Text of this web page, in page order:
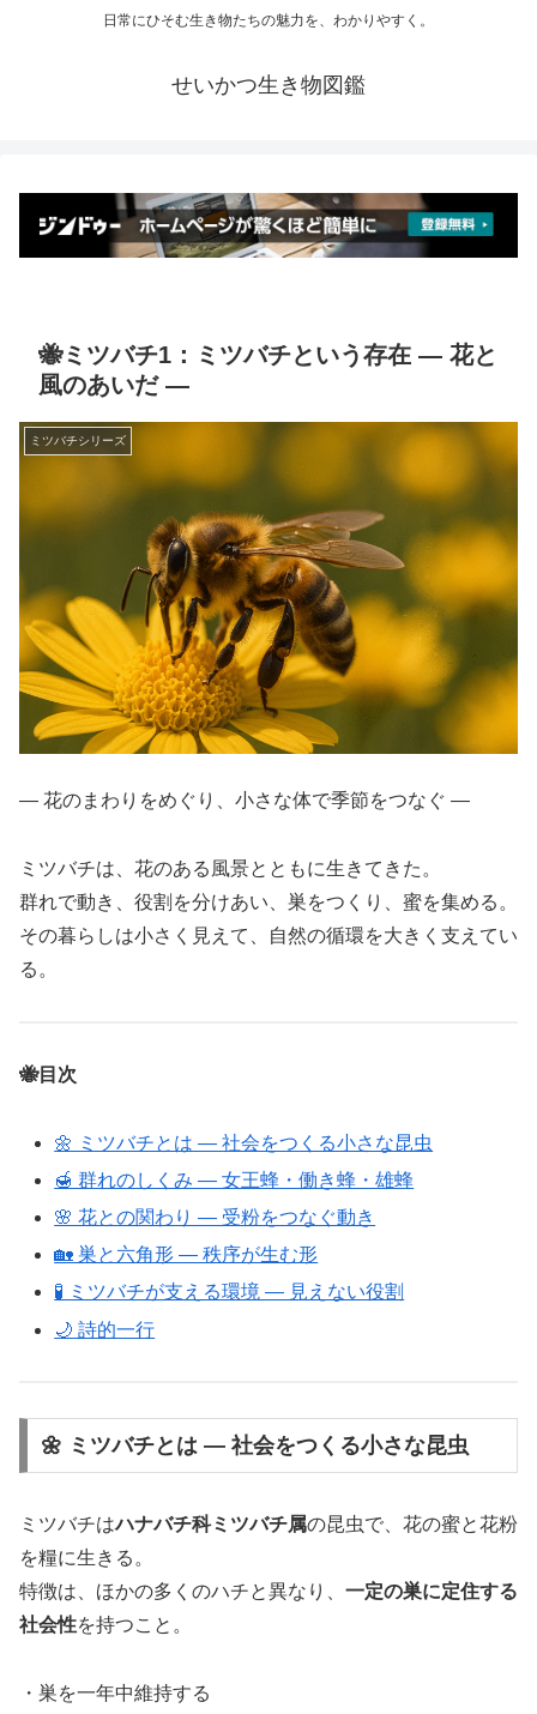
日常にひそむ生き物たちの魅力を、わかりやすく。
せいかつ生き物図鑑
🐝ミツバチ1：ミツバチという存在 ― 花と
風のあいだ ―
ミツバチシリーズ
― 花のまわりをめぐり、小さな体で季節をつなぐ ―
ミツバチは、花のある風景とともに生きてきた。
群れで動き、役割を分けあい、巣をつくり、蜜を集める。
その暮らしは小さく見えて、自然の循環を大きく支えてい
る。
🐝目次
🌼 ミツバチとは ― 社会をつくる小さな昆虫
🍯 群れのしくみ ― 女王蜂・働き蜂・雄蜂
🌸 花との関わり ― 受粉をつなぐ動き
🏡 巣と六角形 ― 秩序が生む形
🧪 ミツバチが支える環境 ― 見えない役割
🌙 詩的一行
🌼 ミツバチとは ― 社会をつくる小さな昆虫
ミツバチはハナバチ科ミツバチ属の昆虫で、花の蜜と花粉
を糧に生きる。
特徴は、ほかの多くのハチと異なり、 一定の巣に定住する
社会性を持つこと。
・巣を一年中維持する